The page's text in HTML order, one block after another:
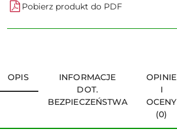
Pobierz produkt do PDF
OPIS
INFORMACJE
DOT.
BEZPIECZEŃSTWA
OPINIE
I
OCENY
(0)